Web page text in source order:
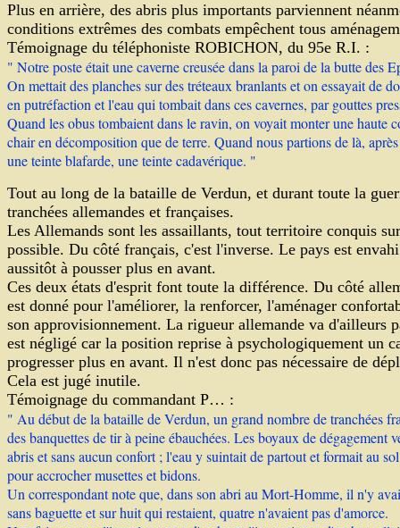
Plus en arrière, des abris plus importants parviennent
conditions extrêmes des combats empêchent tous
Témoignage du téléphoniste ROBICHON, du 95e R.I. :
" Notre poste était une caverne creusée dans la paroi de la butte des
On mettait des planches sur des tréteaux branlants et on essayait de
en putréfaction et l'eau qui tombait dans ces cavernes, par gouttes
Quand les obus tombaient dans le ravin, on voyait monter une
chair en décomposition que de terre. Quand nous partions de là,
une teinte blafarde, une teinte cadavérique. "
Tout au long de la bataille de Verdun, et durant toute la
tranchées allemandes et françaises.
Les Allemands sont les assaillants, tout territoire conquis
possible. Du côté français, c'est l'inverse. Le pays est
aussitôt à pousser plus en avant.
Ces deux états d'esprit font toute la différence. Du côté
est donné pour l'améliorer, la renforcer, l'aménager
son approvisionnement. La rigueur allemande va d'ailleurs
est négligé car la position reprise à psychologiquement un
progresser plus en avant. Il n'est donc pas nécessaire de
Cela est jugé inutile.
Témoignage du commandant P… :
" Au début de la bataille de Verdun, un grand nombre de tranchées
des banquettes de tir à peine ébauchées. Les boyaux de dégagement
abris et sans aucun confort ; l'eau y suintait de partout et formait au
pour accrocher musettes et bidons.
Un correspondant note que, dans son abri au Mort-Homme, il n'y
sans baguette et sur huit qui restaient, quatre n'avaient pas d'amorce.